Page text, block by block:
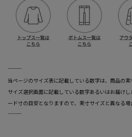
―――――――――――――――――――――――
当ページのサイズ表に記載している数字は、商品の実
サイズ選択画面に記載している数字あるいはお届け
ード寸の目安となりますので、実寸サイズと異なる場
―――――――――――――――――――――――